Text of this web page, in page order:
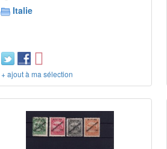
Italie
+ ajout à ma sélection